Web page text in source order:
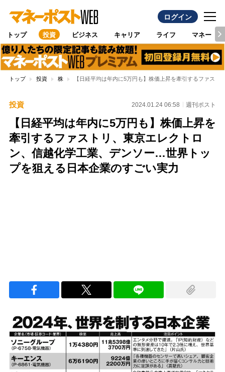
ログイン
トップ 投資 ビジネス キャリア ライフ マネー
トップ 投資 株 【日経平均は年内に5万円も】株価上昇を牽引するファス
投資 2024.01.24 06:58 週刊ポスト
【日経平均は年内に5万円も】株価上昇を
牽引するファストリ、東京エレクトロ
ン、信越化学工業、デンソー…世界トッ
プを狙える日本企業のすごい実力